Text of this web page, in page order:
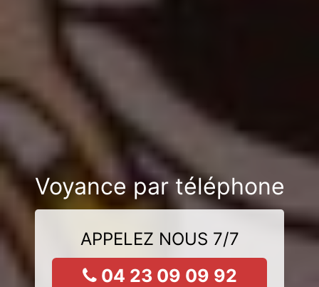
Voyance par téléphone
APPELEZ NOUS 7/7
04 23 09 09 92